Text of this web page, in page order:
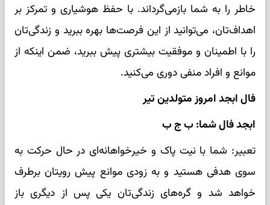
خاطر را به شما بازمی‌گرداند. با حفظ هوشیاری و تمرکز بر
اهداف‌تان، می‌توانید از این فرصت‌ها بهره ببرید و زندگی‌تان
را با اطمینان و موفقیت بیشتری پیش ببرید، ضمن اینکه از
موانع و افراد منفی دوری می‌کنید.
فال ابجد امروز متولدین تیر
ابجد فال شما: ب ج ب
تعبیر: شما با نیت پاک و خیرخواهانه‌ای در حال حرکت به
سوی هدفی هستید و به زودی موانع پیش رویتان برطرف
خواهد شد و گره‌های زندگی‌تان یکی پس از دیگری باز